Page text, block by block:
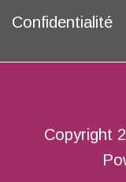
Confidentialité
Copyright